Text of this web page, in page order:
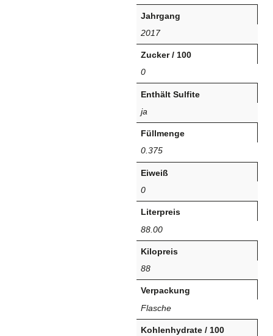
Jahrgang
2017
Zucker / 100
0
Enthält Sulfite
ja
Füllmenge
0.375
Eiweiß
0
Literpreis
88.00
Kilopreis
88
Verpackung
Flasche
Kohlenhydrate / 100